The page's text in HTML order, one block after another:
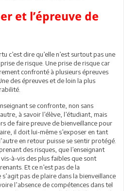
et l’épreuve de
c’est dire qu’elle n’est surtout pas une
de risque. Une prise de risque car
confronté à plusieurs épreuves
des épreuves et de loin la plus
se confronte, non sans
à savoir l’élève, l’étudiant, mais
de faire preuve de bienveillance pour
il doit lui-même s’exposer en tant
en retour puisse se sentir protégé.
des risques, que l’enseignant
à-vis des plus faibles que sont
Et ce n’est pas de la
pas de plaire dans la bienveillance
l’absence de compétences dans tel